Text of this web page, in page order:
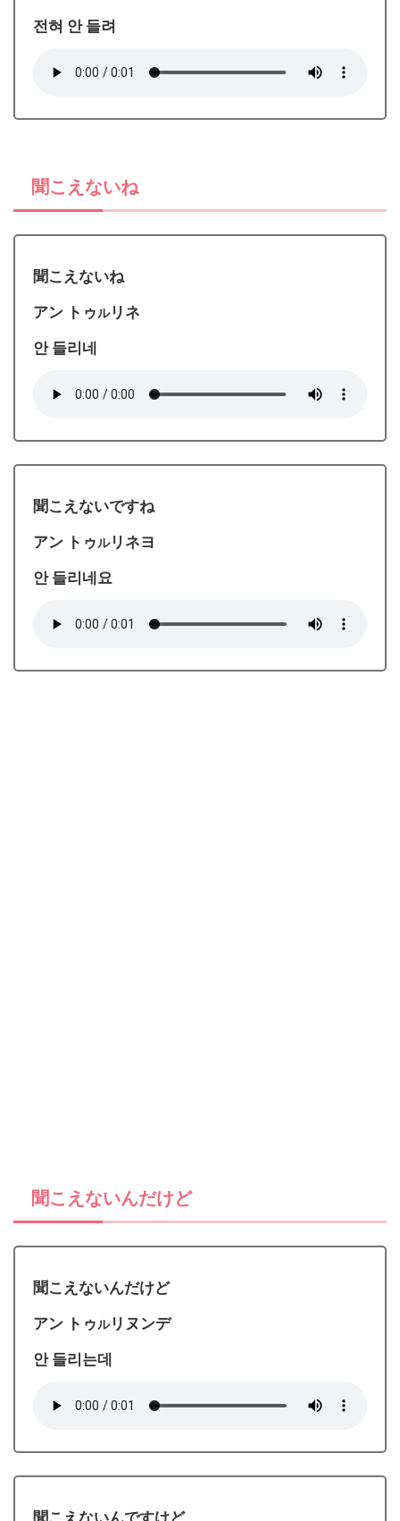
전혀 안 들려
聞こえないね
聞こえないね
アン トゥルリネ
안 들리네
聞こえないですね
アン トゥルリネヨ
안 들리네요
聞こえないんだけど
聞こえないんだけど
アン トゥルリヌンデ
안 들리는데
聞こえないんですけど